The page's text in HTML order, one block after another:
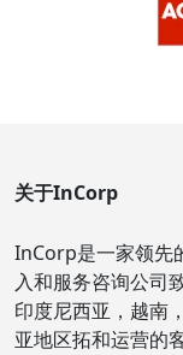
关于InCorp
InCorp是一家领先
入和服务咨询公司
印度尼西亚，越南
亚地区拓和运营的客